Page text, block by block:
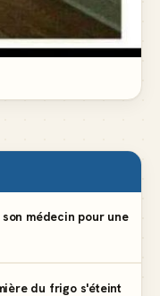
médecin pour une
du frigo s'éteint